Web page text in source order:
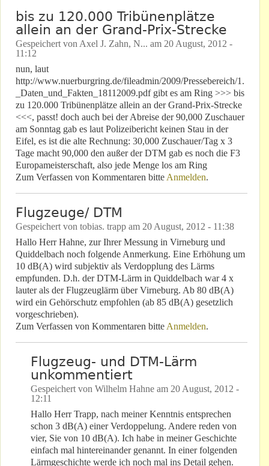
bis zu 120.000 Tribünenplätze
allein an der Grand-Prix-Strecke
Gespeichert von Axel J. Zahn, N... am 20 August, 2012 -
11:12
nun, laut
http://www.nuerburgring.de/fileadmin/2009/Pressebereich/1.
_Daten_und_Fakten_18112009.pdf gibt es am Ring >>> bis
zu 120.000 Tribünenplätze allein an der Grand-Prix-Strecke
<<<, passt! doch auch bei der Abreise der 90,000 Zuschauer
am Sonntag gab es laut Polizeibericht keinen Stau in der
Eifel, es ist die alte Rechnung: 30,000 Zuschauer/Tag x 3
Tage macht 90,000 den außer der DTM gab es noch die F3
Europameisterschaft, also jede Menge los am Ring
Zum Verfassen von Kommentaren bitte Anmelden.
Flugzeuge/ DTM
Gespeichert von tobias. trapp am 20 August, 2012 - 11:38
Hallo Herr Hahne, zur Ihrer Messung in Virneburg und
Quiddelbach noch folgende Anmerkung. Eine Erhöhung um
10 dB(A) wird subjektiv als Verdopplung des Lärms
empfunden. D.h. der DTM-Lärm in Quiddelbach war 4 x
lauter als der Flugzeuglärm über Virneburg. Ab 80 dB(A)
wird ein Gehörschutz empfohlen (ab 85 dB(A) gesetzlich
vorgeschrieben).
Zum Verfassen von Kommentaren bitte Anmelden.
Flugzeug- und DTM-Lärm
unkommentiert
Gespeichert von Wilhelm Hahne am 20 August, 2012 -
12:11
Hallo Herr Trapp, nach meiner Kenntnis entsprechen
schon 3 dB(A) einer Verdoppelung. Andere reden von
vier, Sie von 10 dB(A). Ich habe in meiner Geschichte
einfach mal hintereinander genannt. In einer folgenden
Lärmgeschichte werde ich noch mal ins Detail gehen.